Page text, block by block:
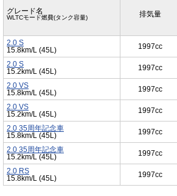
グレード名
WLTCモード燃費(タンク容量) 排気量
2.0 S
15.8km/L (45L)
1997cc
2.0 S
15.2km/L (45L)
1997cc
2.0 VS
15.8km/L (45L)
1997cc
2.0 VS
15.2km/L (45L)
1997cc
2.0 35周年記念車
15.8km/L (45L)
1997cc
2.0 35周年記念車
15.2km/L (45L)
1997cc
2.0 RS
15.8km/L (45L)
1997cc